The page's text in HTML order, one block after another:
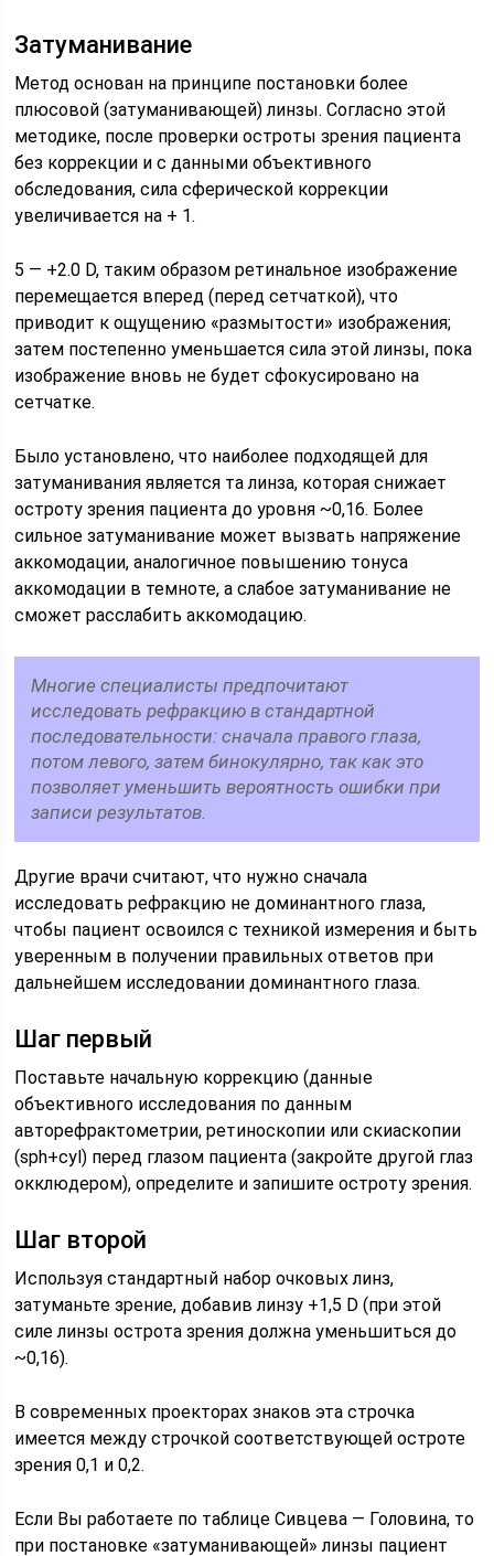
Затуманивание
Метод основан на принципе постановки более
плюсовой (затуманивающей) линзы. Согласно этой
методике, после проверки остроты зрения пациента
без коррекции и с данными объективного
обследования, сила сферической коррекции
увеличивается на + 1.
5 — +2.0 D, таким образом ретинальное изображение
перемещается вперед (перед сетчаткой), что
приводит к ощущению «размытости» изображения;
затем постепенно уменьшается сила этой линзы, пока
изображение вновь не будет сфокусировано на
сетчатке.
Было установлено, что наиболее подходящей для
затуманивания является та линза, которая снижает
остроту зрения пациента до уровня ~0,16. Более
сильное затуманивание может вызвать напряжение
аккомодации, аналогичное повышению тонуса
аккомодации в темноте, а слабое затуманивание не
сможет расслабить аккомодацию.
Многие специалисты предпочитают
исследовать рефракцию в стандартной
последовательности: сначала правого глаза,
потом левого, затем бинокулярно, так как это
позволяет уменьшить вероятность ошибки при
записи результатов.
Другие врачи считают, что нужно сначала
исследовать рефракцию не доминантного глаза,
чтобы пациент освоился с техникой измерения и быть
уверенным в получении правильных ответов при
дальнейшем исследовании доминантного глаза.
Шаг первый
Поставьте начальную коррекцию (данные
объективного исследования по данным
авторефрактометрии, ретиноскопии или скиаскопии
(sph+cyl) перед глазом пациента (закройте другой глаз
окклюдером), определите и запишите остроту зрения.
Шаг второй
Используя стандартный набор очковых линз,
затуманьте зрение, добавив линзу +1,5 D (при этой
силе линзы острота зрения должна уменьшиться до
~0,16).
В современных проекторах знаков эта строчка
имеется между строчкой соответствующей остроте
зрения 0,1 и 0,2.
Если Вы работаете по таблице Сивцева — Головина, то
при постановке «затуманивающей» линзы пациент